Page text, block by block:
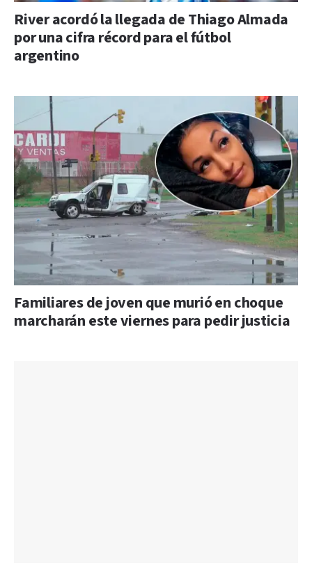
River acordó la llegada de Thiago Almada
por una cifra récord para el fútbol
argentino
Familiares de joven que murió en choque
marcharán este viernes para pedir justicia